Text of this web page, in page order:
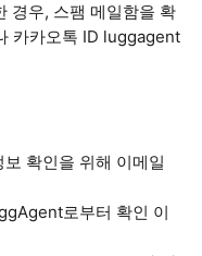
경우, 스팸 메일함을 확
카카오톡 ID luggagent
확인을 위해 이메일
로부터 확인 이